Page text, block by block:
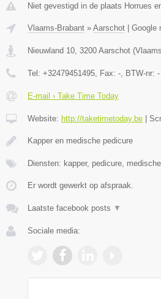
Niet gevestigd in de plaats Horrues
Vlaams-Brabant » Aarschot Google
Nieuwland 10, 3200 Aarschot (
Tel: +32479451495, Fax: -, BTW-nr: -
E-mail › Take Time Today
Website: http://taketimetoday.be
Kapper en medische pedicure
Diensten: kapper, pedicure,
Er wordt gewerkt op afspraak.
Laatste facebook posts ▼
Sociale media: